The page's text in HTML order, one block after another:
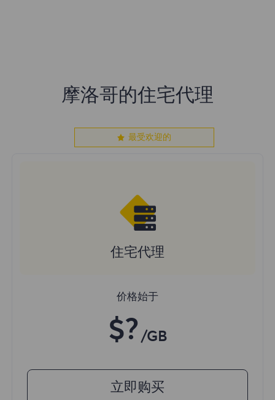
摩洛哥的住宅代理
最受欢迎的
住宅代理
价格始于
$? /GB
立即购买